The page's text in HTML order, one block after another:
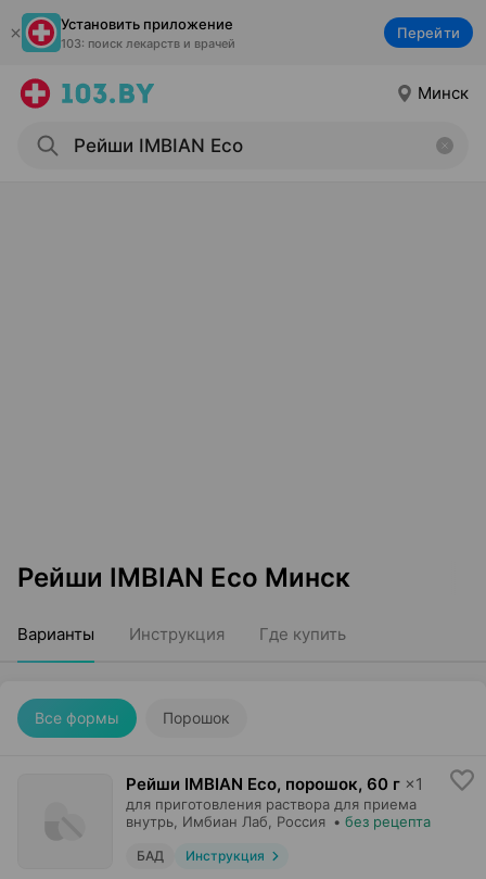
Установить приложение
103: поиск лекарств и врачей
Перейти
Минск
Рейши IMBIAN Eco Минск
Варианты Инструкция Где купить
Все формы Порошок
Рейши IMBIAN Eco, порошок, 60 г ×1
для приготовления раствора для приема
внутрь, Имбиан Лаб , Россия • без рецепта
БАД Инструкция